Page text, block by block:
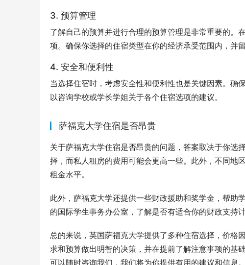
3. 预算管理
了解自己的预算并进行合理的预算管理是非常重要的。
项。确保你选择的住宿类型在你的经济承受范围内，并
4. 安全和便利性
当选择住宿时，考虑安全性和便利性也是关键因素。确
以咨询学校或学长学姐关于各个住宿选项的建议。
萨福克大学住宿是否昂贵
关于萨福克大学住宿是否昂贵的问题，答案取决于你选
择，而私人租房的费用可能会更高一些。此外，不同地
租金水平。
此外，萨福克大学还提供一些财政援助和奖学金，帮助
的国际学生事务办公室，了解是否有适合你的财政支持计
总的来说，英国萨福克大学提供了多种住宿选择，价格
求和预算做出明智的决策，并在提前了解注意事项的基
可以随时咨询我们，我们将为你提供有用的建议和信息。